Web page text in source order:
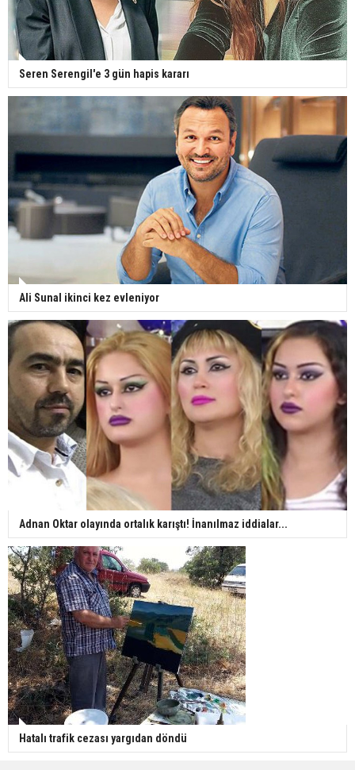
Seren Serengil'e 3 gün hapis kararı
Ali Sunal ikinci kez evleniyor
Adnan Oktar olayında ortalık karıştı! İnanılmaz iddialar...
Hatalı trafik cezası yargıdan döndü